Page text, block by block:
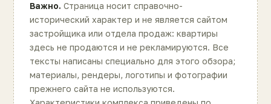
Важно. Страница носит справочно-
исторический характер и не является сайтом
застройщика или отдела продаж: квартиры
здесь не продаются и не рекламируются. Все
тексты написаны специально для этого обзора;
материалы, рендеры, логотипы и фотографии
прежнего сайта не используются.